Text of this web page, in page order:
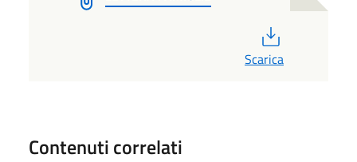
Scarica
Contenuti correlati